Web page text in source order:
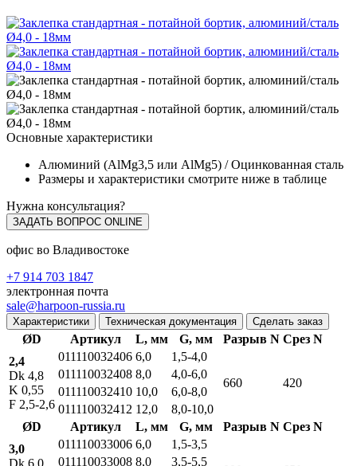
Основные характеристики
Алюминий (AlMg3,5 или AlMg5) / Оцинкованная сталь
Размеры и характеристики смотрите ниже в таблице
Нужна консультация?
ЗАДАТЬ ВОПРОС ONLINE
офис во Владивостоке
+7 914 703 1847
электронная почта
sale@harpoon-russia.ru
Характеристики Техническая документация Сделать заказ
ØD Артикул L, мм G, мм Разрыв N Срез N
2,4
Dk 4,8
K 0,55
F 2,5-2,6
011110032406 6,0
1,5-4,0
660
420
011110032408 8,0
4,0-6,0
011110032410 10,0
6,0-8,0
011110032412 12,0
8,0-10,0
ØD
Артикул L, мм G, мм Разрыв N Срез N
3,0
Dk 6,0
011110033006 6,0
1,5-3,5
011110033008 8,0
3,5-5,5